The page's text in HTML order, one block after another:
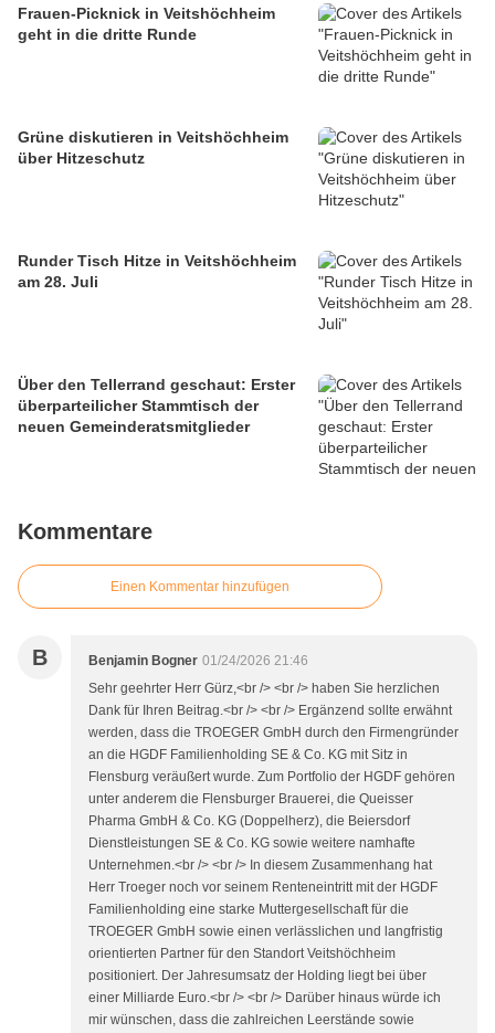
Frauen-Picknick in Veitshöchheim
geht in die dritte Runde
Grüne diskutieren in Veitshöchheim
über Hitzeschutz
Runder Tisch Hitze in Veitshöchheim
am 28. Juli
Über den Tellerrand geschaut: Erster
überparteilicher Stammtisch der
neuen Gemeinderatsmitglieder
Kommentare
Einen Kommentar hinzufügen
B Benjamin Bogner 01/24/2026 21:46
Sehr geehrter Herr Gürz,<br /> <br /> haben Sie herzlichen
Dank für Ihren Beitrag.<br /> <br /> Ergänzend sollte erwähnt
werden, dass die TROEGER GmbH durch den Firmengründer
an die HGDF Familienholding SE & Co. KG mit Sitz in
Flensburg veräußert wurde. Zum Portfolio der HGDF gehören
unter anderem die Flensburger Brauerei, die Queisser
Pharma GmbH & Co. KG (Doppelherz), die Beiersdorf
Dienstleistungen SE & Co. KG sowie weitere namhafte
Unternehmen.<br /> <br /> In diesem Zusammenhang hat
Herr Troeger noch vor seinem Renteneintritt mit der HGDF
Familienholding eine starke Muttergesellschaft für die
TROEGER GmbH sowie einen verlässlichen und langfristig
orientierten Partner für den Standort Veitshöchheim
positioniert. Der Jahresumsatz der Holding liegt bei über
einer Milliarde Euro.<br /> <br /> Darüber hinaus würde ich
mir wünschen, dass die zahlreichen Leerstände sowie